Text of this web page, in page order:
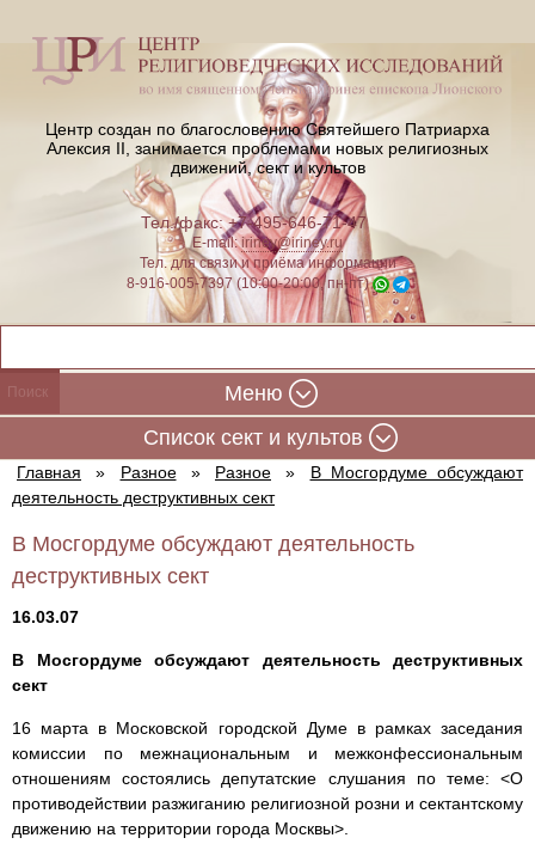
Центр создан по благословению Святейшего Патриарха
Алексия II, занимается проблемами новых религиозных
движений, сект и культов
Тел./факс: +7-495-646-71-47
E-mail:iriney@iriney.ru
Тел. для связи и приёма информации
8-916-005-7397 (10:00-20:00, пн-пт)
Меню
Cписок сект и культов
Главная » Разное » Разное »
В Мосгордуме обсуждают
деятельность деструктивных сект
В Мосгордуме обсуждают деятельность
деструктивных сект
16.03.07
В Мосгордуме обсуждают деятельность деструктивных
сект
16 марта в Московской городской Думе в рамках заседания
комиссии по межнациональным и межконфессиональным
отношениям состоялись депутатские слушания по теме: <О
противодействии разжиганию религиозной розни и сектантскому
движению на территории города Москвы>.